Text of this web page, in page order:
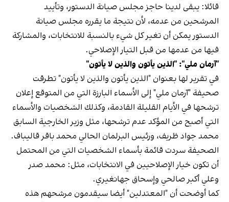
قائلا: يبقى لدينا حاجز مجلس صيانة الدستور، وتأييد
المرشحين من عدمه، لأن نتيجة ما يقرره مجلس صيانة
الدستور يمكن أن تغير كل شيء بالنسبة للانتخابات، والمشاركة
فيها من عدمها من قبل التيار الإصلاحي.
"آرمان ملي": "الذين يأتون والذين لا يأتون"
في تقرير لها بعنوان "الذين يأتون والذين لا يأتون" تطرقت
صحيفة "آرمان ملي" إلى الأسماء البارزة التي من المتوقع إعلان
ترشحها في الأيام القليلة القادمة، وكذلك الشخصيات والأسماء
التي أصبح من المؤكد عدم ترشحها، مثل وزير الخارجية السابق
محمد جواد ظريف، ورئيس البرلمان الحالي محمد باقر قاليباف.
الصحيفة سردت قائمة بأسماء الشخصيات التي من المحتمل
أن تكون خيار الإصلاحيين في الانتخابات، مثل: محمد صدر
وعلي أكبر صالحي وإسحاق جهانغيري.
كما أوضحت أن "المعتدلين" أيضا سيقدمون مرشحهم هذه